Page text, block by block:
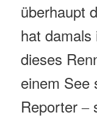
überhaupt
hat
dieses
einem See
Reporter–